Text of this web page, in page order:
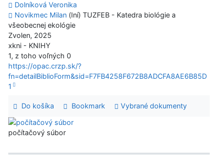
Dolníková Veronika
Novikmec Milan (Iní) TUZFEB - Katedra biológie a
všeobecnej ekológie
Zvolen, 2025
xkni - KNIHY
1, z toho voľných 0
https://opac.crzp.sk/?
fn=detailBiblioForm&sid=F7FB4258F672B8ADCFA8AE6B85D
1
Do košíka Bookmark Vybrané dokumenty
počítačový súbor